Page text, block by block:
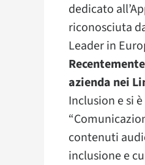
dedicato
riconosciuta
Leader in
azienda nei
Inclusion e si
contenuti
inclusione e